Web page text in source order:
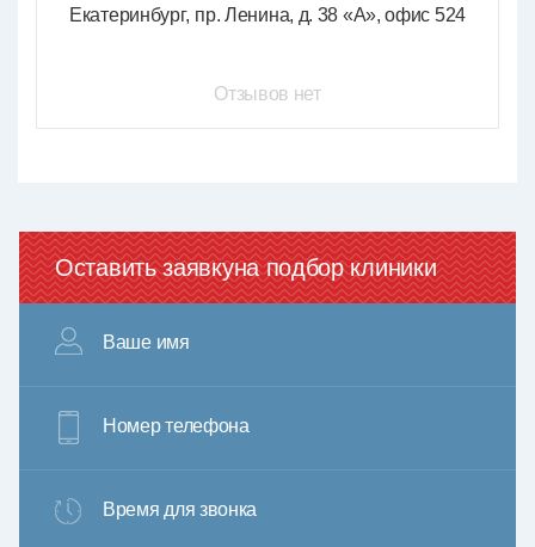
Екатеринбург пр. Ленина, д. 38 «А», офис 524
Отзывов нет
Оставить заявкуна подбор клиники
Ваше имя
Номер телефона
Время для звонка